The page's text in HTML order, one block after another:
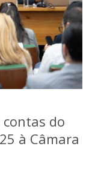
contas do
à Câmara